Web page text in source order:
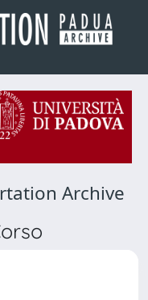
Archive